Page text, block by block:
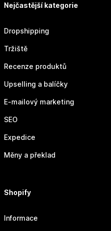
Nejčastější kategorie
Dropshipping
Tržiště
Recenze produktů
Upselling a balíčky
E-mailový marketing
SEO
Expedice
Měny a překlad
Shopify
Informace